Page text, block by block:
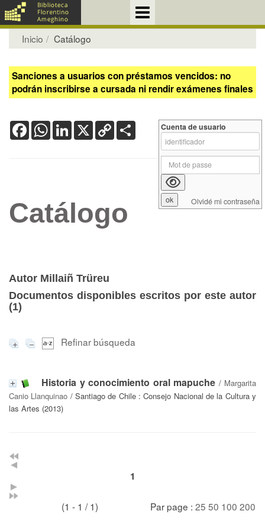
Inicio Catálogo
Sanciones a usuarios con préstamos vencidos: no
podrán inscribirse a cursada ni rendir exámenes finales
FacebookWhatsApp
LinkedIn
X Copy
Link
Catálogo
Autor Millaiñ Trüreu
Documentos disponibles escritos por este autor
(1)
Refinar búsqueda
Historia y conocimiento oral mapuche / Margarita
Canio Llanquinao / Santiago de Chile : Consejo Nacional de la Cultura y
las Artes (2013)
1
(1 - 1 / 1) Par page : 25 50 100 200
Cuenta de usuario
Olvidé mi contraseña